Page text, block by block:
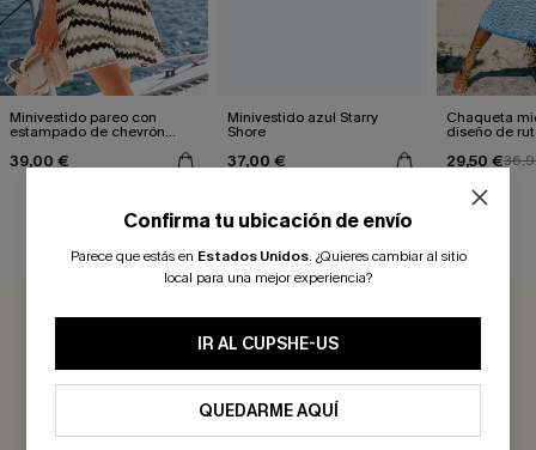
Minivestido pareo con
estampado de chevrón
39,00 €
Minivestido azul Starry
Shore
37,00 €
Chaqueta
diseño de
29,50 €
RESEÑAS DE CLIENTES
0.0
Sé el Primero en Reseñar
¡Gana más de 30 puntos por cada reseña que dejes!
Confirma tu ubicación de envío
Parece que estás en Estados Unidos. ¿Quieres cambiar al sitio
local para una mejor experiencia?
IR AL CUPSHE-US
QUEDARME AQUÍ